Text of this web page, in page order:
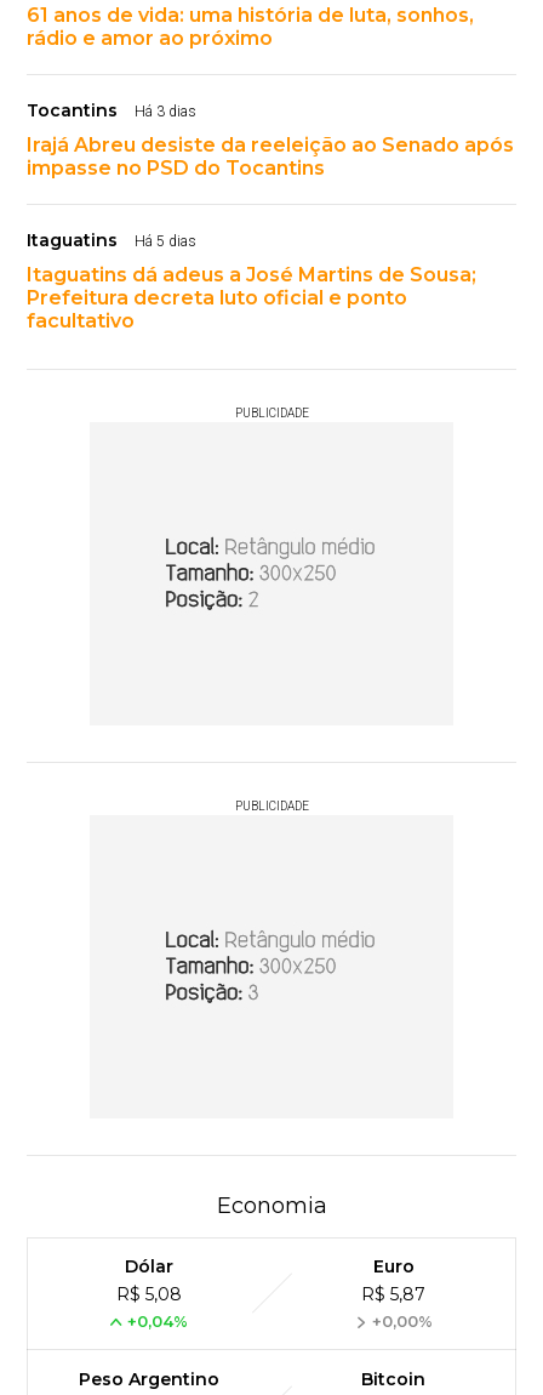
61 anos de vida: uma história de luta, sonhos,
rádio e amor ao próximo
Tocantins Há 3 dias
Irajá Abreu desiste da reeleição ao Senado após
impasse no PSD do Tocantins
Itaguatins Há 5 dias
Itaguatins dá adeus a José Martins de Sousa;
Prefeitura decreta luto oficial e ponto
facultativo
PUBLICIDADE
PUBLICIDADE
Economia
Dólar
R$ 5,08
+0,04%
Euro
R$ 5,87
+0,00%
Peso Argentino
Bitcoin